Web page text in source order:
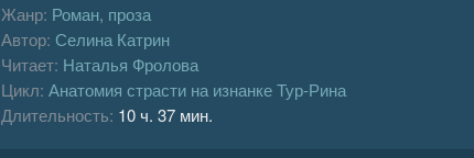
Жанр: Роман, проза
Автор: Селина Катрин
Читает: Наталья Фролова
Цикл: Анатомия страсти на изнанке Тур-Рина
Длительность: 10 ч. 37 мин.